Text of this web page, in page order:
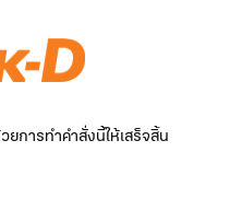
การทำคำสั่งนี้ให้เสร็จสิ้น